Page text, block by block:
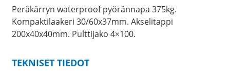
Peräkärryn waterproof pyörännapa 375kg.
Kompaktilaakeri 30/60x37mm. Akselitappi
200x40x40mm. Pulttijako 4×100.
TEKNISET TIEDOT